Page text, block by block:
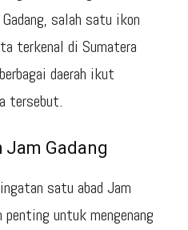
salah satu ikon
terkenal di Sumatera
daerah ikut
tersebut.
Gadang
satu abad Jam
penting untuk mengenang